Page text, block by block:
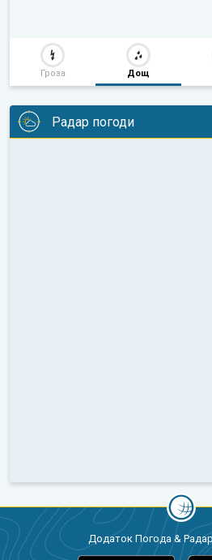
Гроза Дощ
Радар погоди
Додаток Погода &